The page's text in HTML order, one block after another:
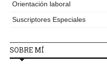
Orientación laboral
Suscriptores Especiales
SOBRE MÍ